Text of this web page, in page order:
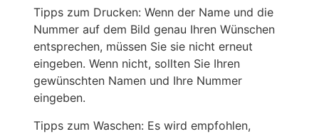
Tipps zum Drucken: Wenn der Name und die
Nummer auf dem Bild genau Ihren Wünschen
entsprechen, müssen Sie sie nicht erneut
eingeben. Wenn nicht, sollten Sie Ihren
gewünschten Namen und Ihre Nummer
eingeben.
Tipps zum Waschen: Es wird empfohlen,